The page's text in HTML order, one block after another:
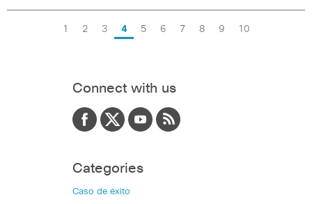
1 2 3 4 5 6 7 8 9 10
Connect with us
Categories
Caso de éxito